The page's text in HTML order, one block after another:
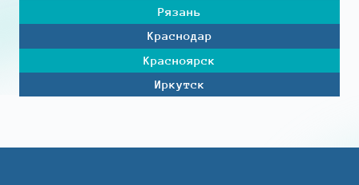
Рязань
Краснодар
Красноярск
Иркутск